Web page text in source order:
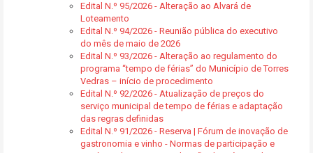
Edital N.º 95/2026 - Alteração ao Alvará de
Loteamento
Edital N.º 94/2026 - Reunião pública do executivo
do mês de maio de 2026
Edital N.º 93/2026 - Alteração ao regulamento do
programa “tempo de férias” do Município de Torres
Vedras – início de procedimento
Edital N.º 92/2026 - Atualização de preços do
serviço municipal de tempo de férias e adaptação
das regras definidas
Edital N.º 91/2026 - Reserva | Fórum de inovação de
gastronomia e vinho - Normas de participação e